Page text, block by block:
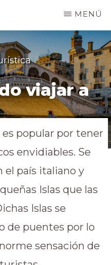
MENÚ
viajar a
es popular por tener
envidiables. Se
el país italiano y
Islas que las
Islas se
de puentes por lo
sensación de